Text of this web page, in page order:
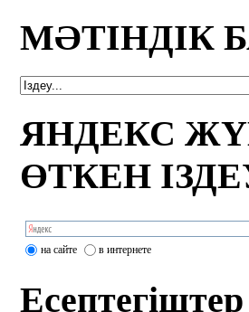
МӘТІНДІК
ЯНДЕКС
ӨТКЕН
на сайте в интернете
Есептегіштер